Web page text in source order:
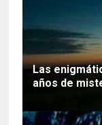
Las
años de